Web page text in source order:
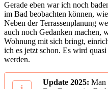
Gerade eben war ich noch
im Bad beobachten können,
Neben der Terrassenplanung
auch noch Gedanken machen,
Wohnung mit sich bringt,
ich es jetzt schon. Es wird
werden.
Update 2025: Man